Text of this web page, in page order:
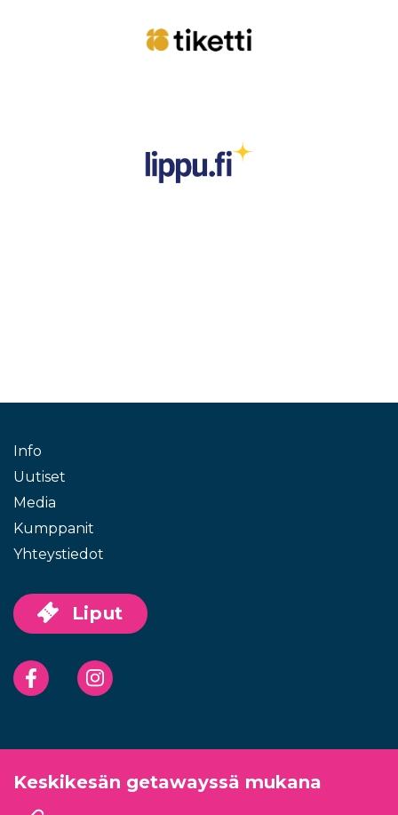
Info
Uutiset
Media
Kumppanit
Yhteystiedot
Liput
FacebookInstagram
Keskikesän getawayssä mukana